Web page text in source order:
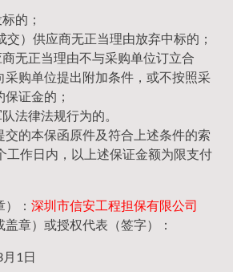
的；
）供应商无正当理由放弃中标的；
无正当理由不与采购单位订立合
采购单位提出附加条件，或不按照采
证金的；
法律法规行为的。
交的本保函原件及符合上述条件的索
工作日内，以上述保证金额为限支付
： 深圳市信安工程担保有限公司
章）或授权代表（签字）：
1日